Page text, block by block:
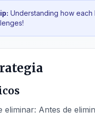
Understanding how
eliminar: Antes de